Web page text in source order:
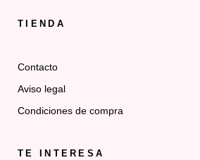
TIENDA
Contacto
Aviso legal
Condiciones de compra
TE INTERESA